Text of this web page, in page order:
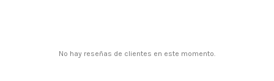
No hay reseñas de clientes en este momento.